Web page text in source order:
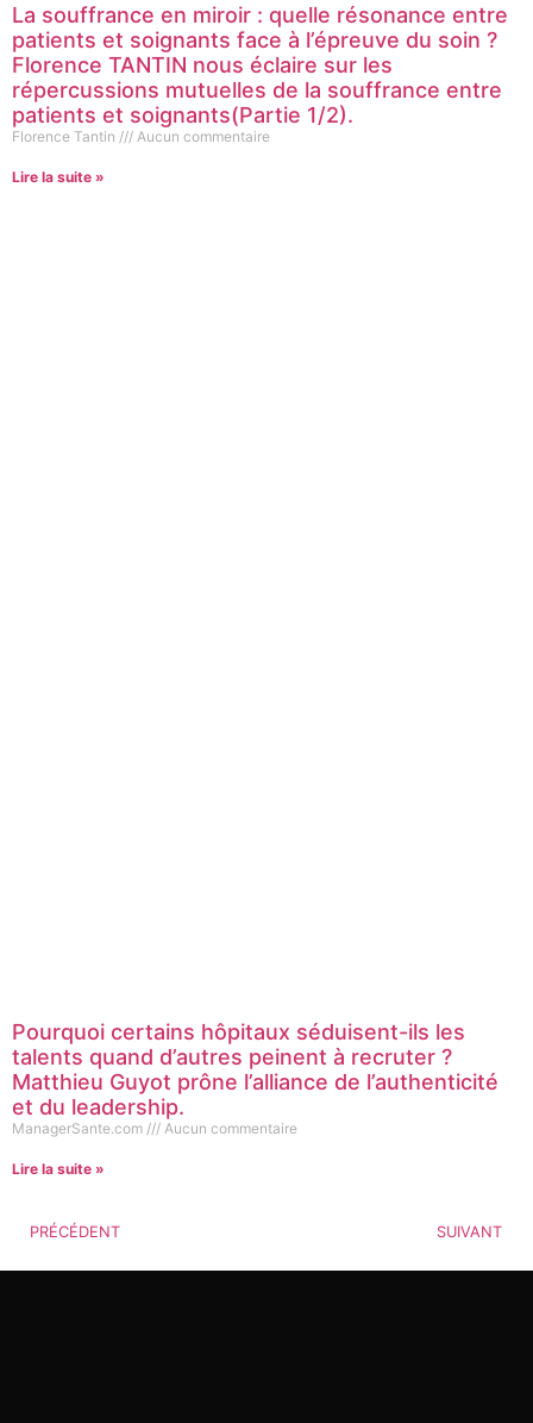
La souffrance en miroir : quelle résonance entre
patients et soignants face à l’épreuve du soin ?
Florence TANTIN nous éclaire sur les
répercussions mutuelles de la souffrance entre
patients et soignants(Partie 1/2).
Florence Tantin Aucun commentaire
Lire la suite »
Pourquoi certains hôpitaux séduisent-ils les
talents quand d’autres peinent à recruter ?
Matthieu Guyot prône l’alliance de l’authenticité
et du leadership.
ManagerSante.com Aucun commentaire
Lire la suite »
PRÉCÉDENT SUIVANT